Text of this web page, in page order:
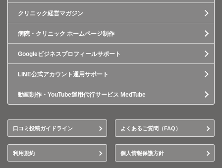
クリニック経営マガジン
病院・クリニック ホームページ制作
Googleビジネスプロフィールサポート
LINE公式アカウント運用サポート
動画制作・YouTube運用代行サービス MedTube
口コミ投稿ガイドライン よくあるご質問（FAQ）
利用規約 個人情報保護方針